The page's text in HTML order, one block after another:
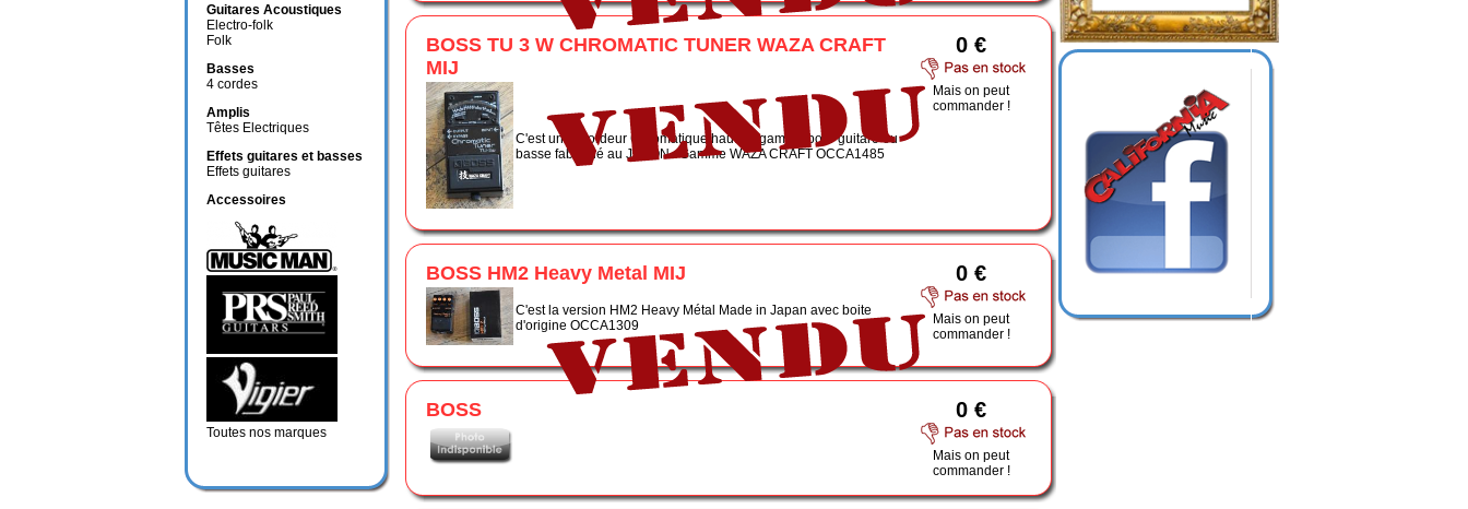
BOSS TU 3 W CHROMATIC TUNER WAZA CRAFT
MIJ
C'est un accordeur Chromatique haut de gamme pour guitare ou
basse fabriqué au JAPON . Gamme WAZA CRAFT OCCA1485
0 €
Mais on peut
commander !
BOSS HM2 Heavy Metal MIJ
C'est la version HM2 Heavy Métal Made in Japan avec boite
d'origine OCCA1309
0 €
Mais on peut
commander !
BOSS 0 €
Mais on peut
commander !
Guitares Acoustiques
Electro-folk
Folk
Basses
4 cordes
Amplis
Têtes Electriques
Effets guitares et basses
Effets guitares
Accessoires
Toutes nos marques